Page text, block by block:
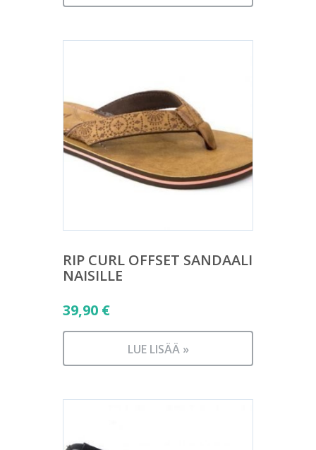
RIP CURL OFFSET SANDAALI
NAISILLE
39,90 €
LUE LISÄÄ »